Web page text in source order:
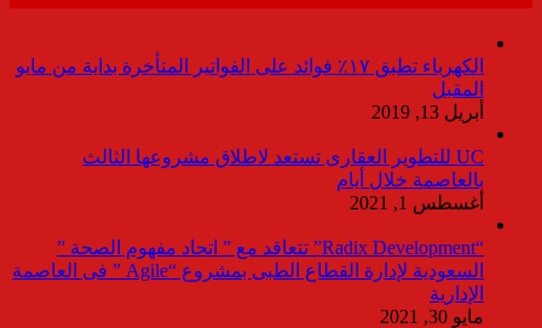
الكهرباء تطبق ١٧٪ فوائد على الفواتير المتأخرة بداية من مايو
المقبل
أبريل 13, 2019
UC للتطوير العقارى تستعد لاطلاق مشروعها الثالث
بالعاصمة خلال أيام
أغسطس 1, 2021
“Radix Development” تتعاقد مع ” اتحاد مفهوم الصحة ”
السعودية لإدارة القطاع الطبى بمشروع “Agile ” فى العاصمة
الإدارية
مايو 30, 2021